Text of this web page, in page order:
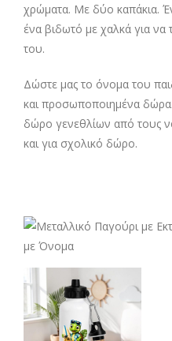
χρώματα. Με δύο καπάκια.
ένα βιδωτό με χαλκά για να
του.
Δώστε μας το όνομα του
και προσωποποιημένα δώρα.
δώρο γενεθλίων από τους
και για σχολικό δώρο.